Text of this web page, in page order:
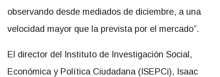
observando desde mediados de diciembre, a una
velocidad mayor que la prevista por el mercado”.
El director del Instituto de Investigación Social,
Económica y Política Ciudadana (ISEPCi), Isaac